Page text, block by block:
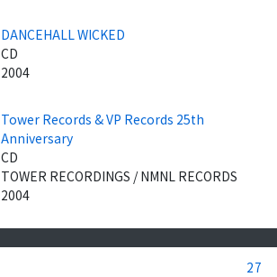
DANCEHALL WICKED
CD
2004
Tower Records & VP Records 25th
Anniversary
CD
TOWER RECORDINGS / NMNL RECORDS
2004
27